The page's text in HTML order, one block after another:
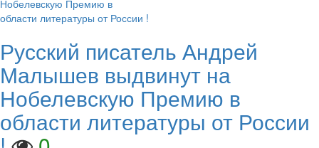
Русский писатель Андрей
Малышев выдвинут на
Нобелевскую Премию в
области литературы от России